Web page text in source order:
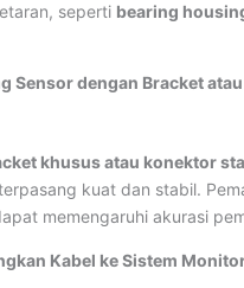
seperti bearing
Sensor dengan Bracket
khusus atau konektor
kuat dan stabil.
memengaruhi akurasi
Kabel ke Sistem